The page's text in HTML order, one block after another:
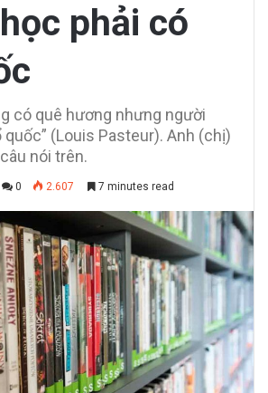
phải có
có quê hương nhưng người
(Louis Pasteur). Anh (chị)
nói trên.​
0 2.607 7 minutes read